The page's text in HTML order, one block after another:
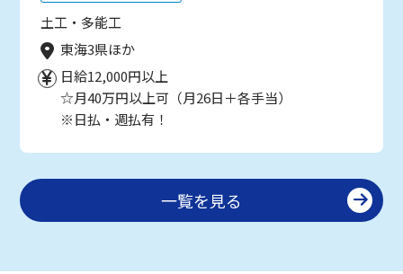
土工・多能工
東海3県ほか
日給12,000円以上
☆月40万円以上可（月26日＋各手当）
※日払・週払有！
一覧を見る